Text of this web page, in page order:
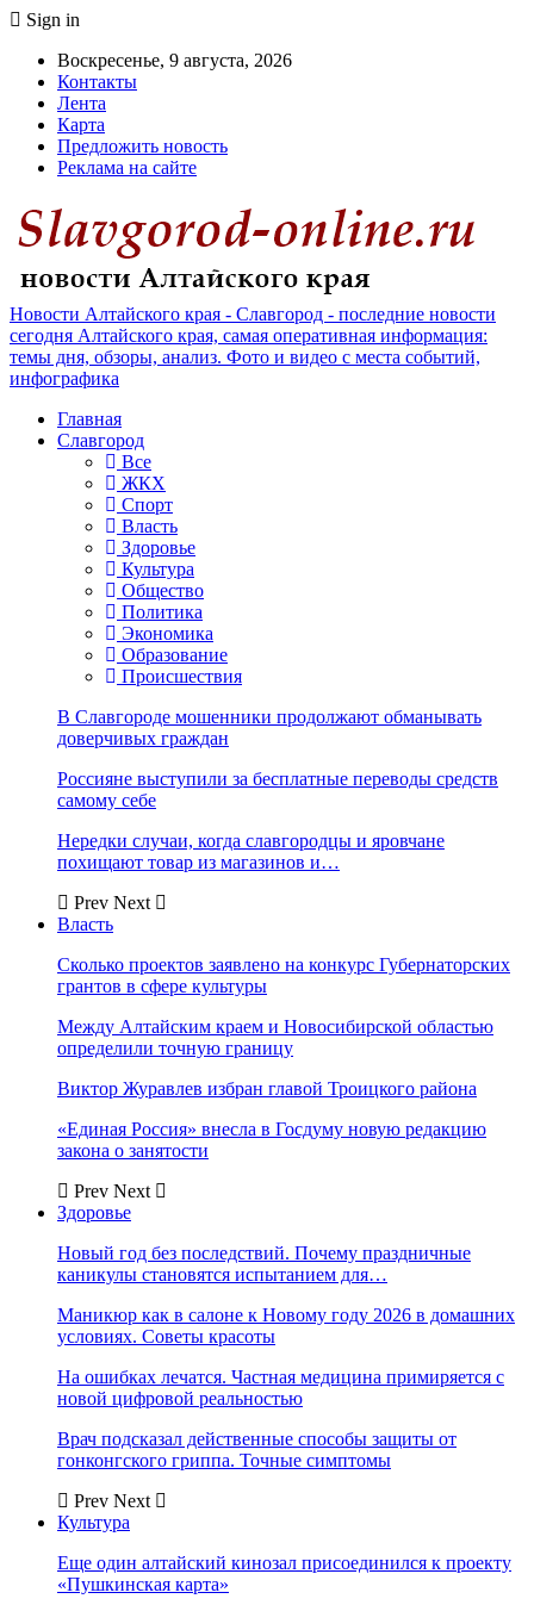
Sign in
Воскресенье, 9 августа, 2026
Контакты
Лента
Карта
Предложить новость
Реклама на сайте
Новости Алтайского края - Славгород - последние новости
сегодня Алтайского края, самая оперативная информация:
темы дня, обзоры, анализ. Фото и видео с места событий,
инфографика
Главная
Славгород
Все
ЖКХ
Спорт
Власть
Здоровье
Культура
Общество
Политика
Экономика
Образование
Происшествия
В Славгороде мошенники продолжают обманывать
доверчивых граждан
Россияне выступили за бесплатные переводы средств
самому себе
Нередки случаи, когда славгородцы и яровчане
похищают товар из магазинов и…
Prev Next
Власть
Сколько проектов заявлено на конкурс Губернаторских
грантов в сфере культуры
Между Алтайским краем и Новосибирской областью
определили точную границу
Виктор Журавлев избран главой Троицкого района
«Единая Россия» внесла в Госдуму новую редакцию
закона о занятости
Prev Next
Здоровье
Новый год без последствий. Почему праздничные
каникулы становятся испытанием для…
Маникюр как в салоне к Новому году 2026 в домашних
условиях. Советы красоты
На ошибках лечатся. Частная медицина примиряется с
новой цифровой реальностью
Врач подсказал действенные способы защиты от
гонконгского гриппа. Точные симптомы
Prev Next
Культура
Еще один алтайский кинозал присоединился к проекту
«Пушкинская карта»